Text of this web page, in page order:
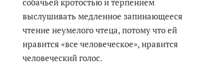
собачьей кротостью и терпением
выслушивать медленное запинающееся
чтение неумелого чтеца, потому что ей
нравится «все человеческое», нравится
человеческий голос.